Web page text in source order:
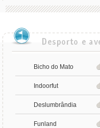
Bicho do Mato
Indoorfut
Deslumbrândia
Funland